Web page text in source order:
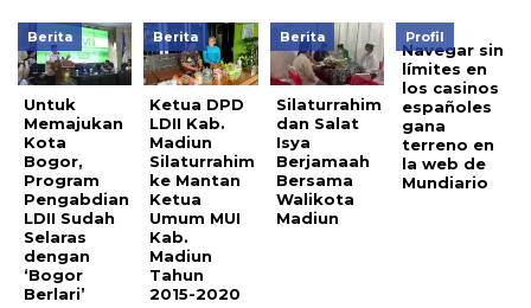
Berita
Untuk
Memajukan
Kota
Bogor,
Program
Pengabdian
LDII Sudah
Selaras
dengan
‘Bogor
Berlari’
Berita
Ketua DPD
LDII Kab.
Madiun
Silaturrahim
ke Mantan
Ketua
Umum MUI
Kab.
Madiun
Tahun
2015-2020
Berita
Silaturrahim
dan Salat
Isya
Berjamaah
Bersama
Walikota
Madiun
Profil
Navegar sin
límites en
los casinos
españoles
gana
terreno en
la web de
Mundiario